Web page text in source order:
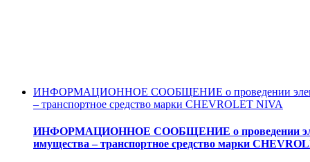
ИНФОРМАЦИОННОЕ СООБЩЕНИЕ о проведении
– транспортное средство марки CHEVROLET NIVA
ИНФОРМАЦИОННОЕ СООБЩЕНИЕ о проведении
имущества – транспортное средство марки